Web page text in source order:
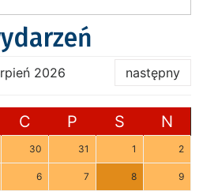
2026 następny
C P S N
30 31 1 2
6 7 8 9